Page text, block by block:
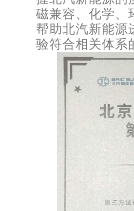
磁兼容、化学、
帮助北汽新能源
验符合相关体系